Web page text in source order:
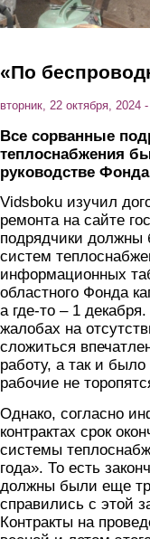
«По
вторник, 22 октября, 2024
Все сорванные
теплоснабжения
руководстве
Vidsboku изучил
ремонта на сайте
подрядчики должны
систем
информационных
областного Фонда
а где-то – 1
жалобах на
сложиться
работу, а так и
рабочие не
Однако, согласно
контрактах срок
системы
года». То есть
должны были еще
справились с этой
Контракты на